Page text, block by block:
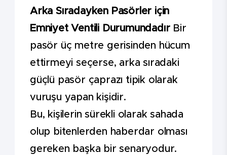
Arka Sıradayken Pasörler için
Emniyet Ventili Durumundadır Bir
pasör üç metre gerisinden hücum
ettirmeyi seçerse, arka sıradaki
güçlü pasör çaprazı tipik olarak
vuruşu yapan kişidir.
Bu, kişilerin sürekli olarak sahada
olup bitenlerden haberdar olması
gereken başka bir senaryodur.